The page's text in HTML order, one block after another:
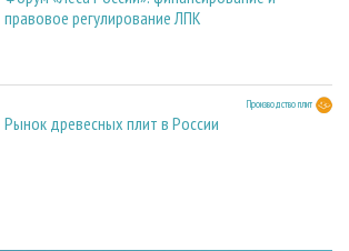
правовое регулирование ЛПК
Производство плит
Рынок древесных плит в России